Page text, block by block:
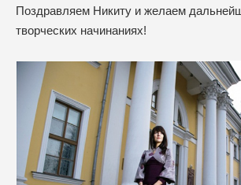
Поздравляем Никиту и желаем
творческих начинаниях!